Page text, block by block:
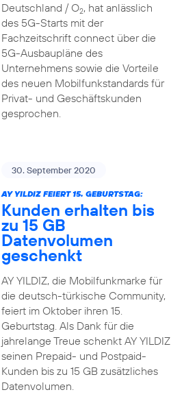
Deutschland / O2, hat anlässlich
des 5G-Starts mit der
Fachzeitschrift connect über die
5G-Ausbaupläne des
Unternehmens sowie die Vorteile
des neuen Mobilfunkstandards für
Privat- und Geschäftskunden
gesprochen.
30. September 2020
AY YILDIZ FEIERT 15. GEBURTSTAG:
Kunden erhalten bis
zu 15 GB
Datenvolumen
geschenkt
AY YILDIZ, die Mobilfunkmarke für
die deutsch-türkische Community,
feiert im Oktober ihren 15.
Geburtstag. Als Dank für die
jahrelange Treue schenkt AY YILDIZ
seinen Prepaid- und Postpaid-
Kunden bis zu 15 GB zusätzliches
Datenvolumen.